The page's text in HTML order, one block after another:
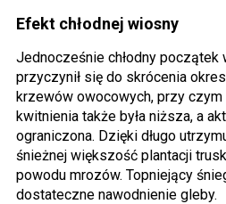
Efekt chłodnej wiosny
Jednocześnie chłodny
przyczynił się do skrócenia
krzewów owocowych, przy
kwitnienia także była niższa, a
ograniczona. Dzięki długo
śnieżnej większość plantacji
powodu mrozów. Topniejący
dostateczne nawodnienie gleby.